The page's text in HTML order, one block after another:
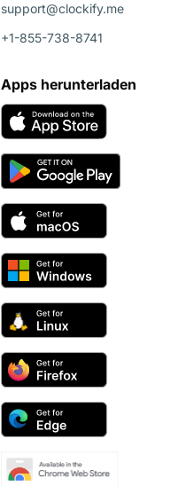
support@clockify.me
+1-855-738-8741
Apps herunterladen